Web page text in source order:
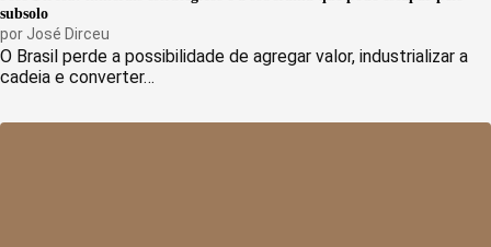
subsolo
por José Dirceu
O Brasil perde a possibilidade de agregar valor, industrializar a
cadeia e converter…